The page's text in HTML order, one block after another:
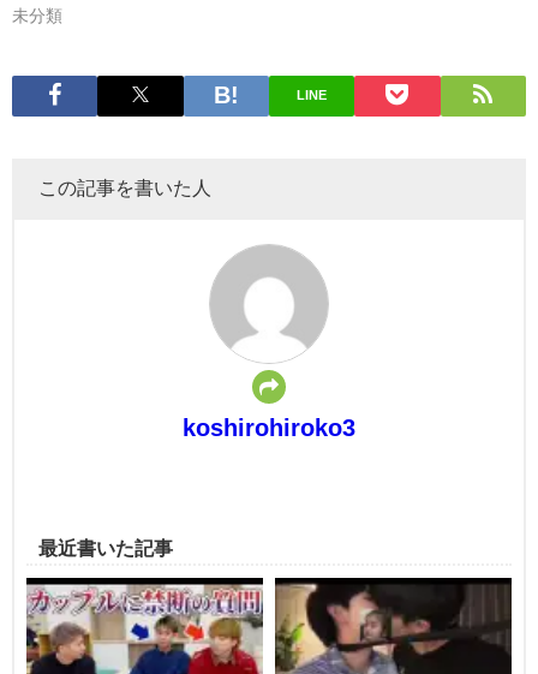
未分類
LINE
この記事を書いた人
koshirohiroko3
最近書いた記事